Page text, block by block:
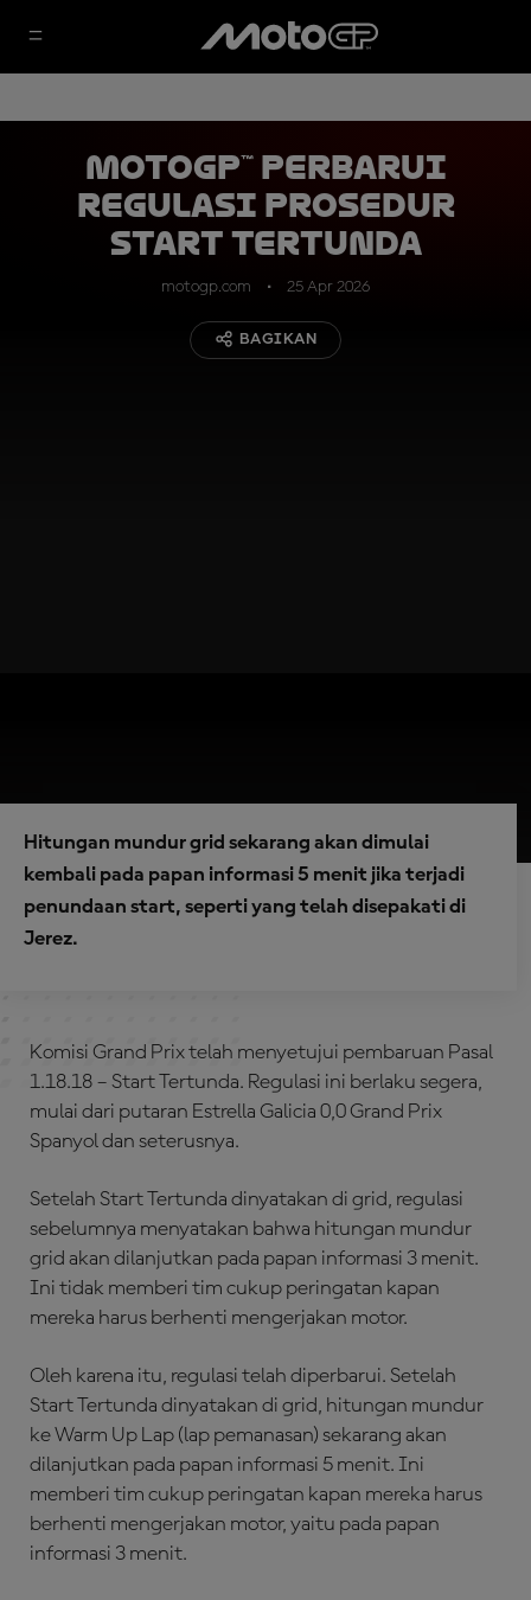
MotoGP™ Perbarui
Regulasi Prosedur
Start Tertunda
motogp.com 25 Apr 2026
BAGIKAN
Hitungan mundur grid sekarang akan dimulai
kembali pada papan informasi 5 menit jika terjadi
penundaan start, seperti yang telah disepakati di
Jerez.
Komisi Grand Prix telah menyetujui pembaruan Pasal
1.18.18 – Start Tertunda. Regulasi ini berlaku segera,
mulai dari putaran Estrella Galicia 0,0 Grand Prix
Spanyol dan seterusnya.
Setelah Start Tertunda dinyatakan di grid, regulasi
sebelumnya menyatakan bahwa hitungan mundur
grid akan dilanjutkan pada papan informasi 3 menit.
Ini tidak memberi tim cukup peringatan kapan
mereka harus berhenti mengerjakan motor.
Oleh karena itu, regulasi telah diperbarui. Setelah
Start Tertunda dinyatakan di grid, hitungan mundur
ke Warm Up Lap (lap pemanasan) sekarang akan
dilanjutkan pada papan informasi 5 menit. Ini
memberi tim cukup peringatan kapan mereka harus
berhenti mengerjakan motor, yaitu pada papan
informasi 3 menit.